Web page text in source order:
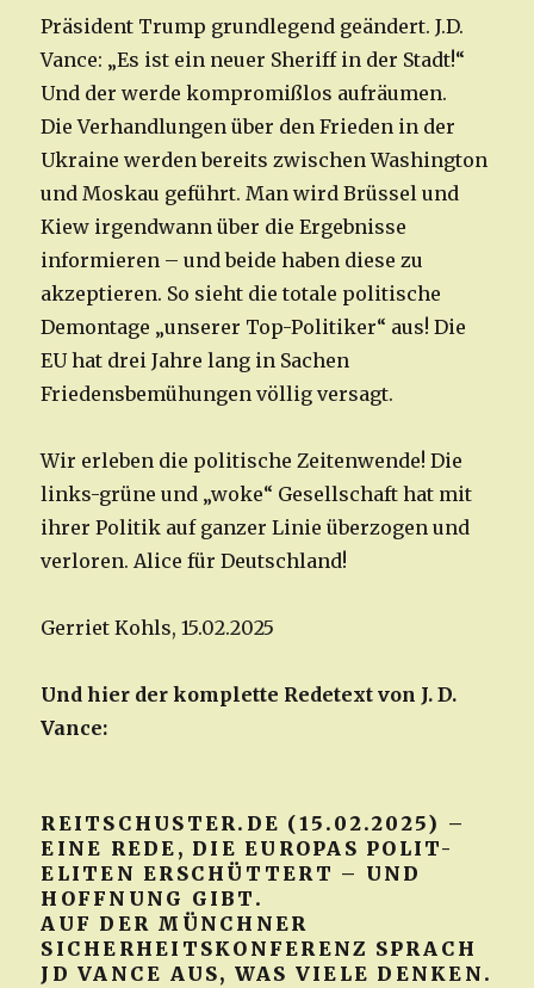
Präsident Trump grundlegend geändert. J.D.
Vance: „Es ist ein neuer Sheriff in der Stadt!“
Und der werde kompromißlos aufräumen.
Die Verhandlungen über den Frieden in der
Ukraine werden bereits zwischen Washington
und Moskau geführt. Man wird Brüssel und
Kiew irgendwann über die Ergebnisse
informieren – und beide haben diese zu
akzeptieren. So sieht die totale politische
Demontage „unserer Top-Politiker“ aus! Die
EU hat drei Jahre lang in Sachen
Friedensbemühungen völlig versagt.
Wir erleben die politische Zeitenwende! Die
links-grüne und „woke“ Gesellschaft hat mit
ihrer Politik auf ganzer Linie überzogen und
verloren. Alice für Deutschland!
Gerriet Kohls, 15.02.2025
Und hier der komplette Redetext von J. D.
Vance:
REITSCHUSTER.DE (15.02.2025) –
EINE REDE, DIE EUROPAS POLIT-
ELITEN ERSCHÜTTERT – UND
HOFFNUNG GIBT.
AUF DER MÜNCHNER
SICHERHEITSKONFERENZ SPRACH
JD VANCE AUS, WAS VIELE DENKEN.